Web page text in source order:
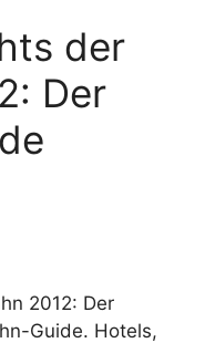
der
Der
2012: Der
Guide. Hotels,